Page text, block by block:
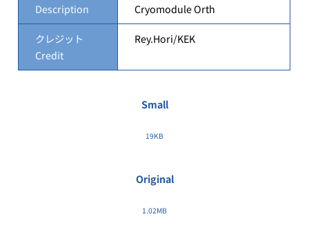
Description
Cryomodule Orth
クレジット
Credit
Rey.Hori/KEK
Small
19KB
Original
1.02MB